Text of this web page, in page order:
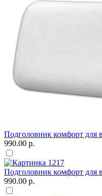
Подголовник комфорт для
990.00 р.
Подголовник комфорт для
990.00 р.